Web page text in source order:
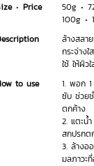
Price 50g
100g
ล้างสลา
กระจ่าง
ใช้ ให้ผิ
to use
1. พอก 1
ซับ ช่วย
ตกค้าง
2. แตะน้
สกปรกต
3. ล้างอ
มลภาวะ